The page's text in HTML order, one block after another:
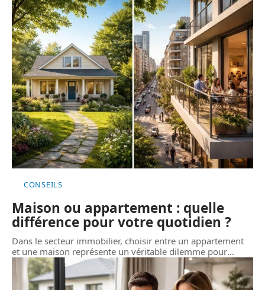
CONSEILS
Maison ou appartement : quelle
différence pour votre quotidien ?
Dans le secteur immobilier, choisir entre un appartement
et une maison représente un véritable dilemme pour…